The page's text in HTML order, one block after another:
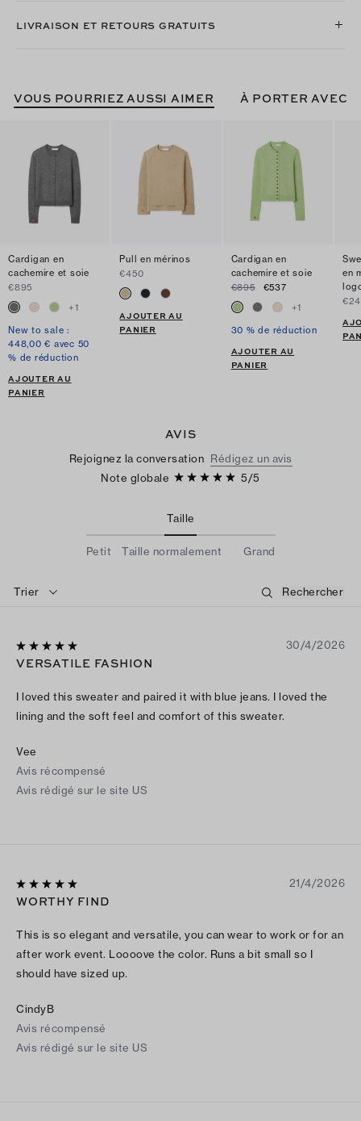
LIVRAISON ET RETOURS GRATUITS
VOUS POURRIEZ AUSSI AIMER À PORTER AVEC
Cardigan en
cachemire et soie
€895
+1
New to sale :
448,00 € avec 50
% de réduction
AJOUTER AU
PANIER
Pull en mérinos
€450
AJOUTER AU
PANIER
Cardigan en
cachemire et soie
€895
€537
+1
30 % de réduction
AJOUTER AU
PANIER
en
AVIS
Rejoignez la conversation Rédigez un avis
Note globale
5/5
Taille
Petit Taille normalement Grand
Trier
30/4/2026
VERSATILE FASHION
I loved this sweater and paired it with blue jeans. I loved the
lining and the soft feel and comfort of this sweater.
Vee
Avis récompensé
Avis rédigé sur le site US
21/4/2026
WORTHY FIND
This is so elegant and versatile, you can wear to work or for an
after work event. Loooove the color. Runs a bit small so I
should have sized up.
CindyB
Avis récompensé
Avis rédigé sur le site US